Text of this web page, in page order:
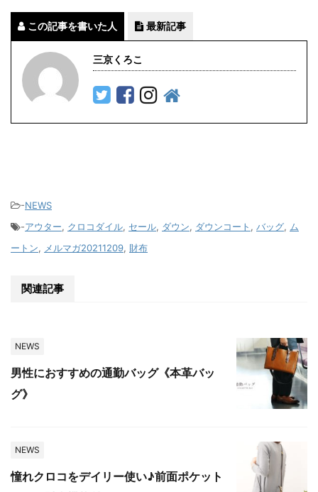
この記事を書いた人 最新記事
三京くろこ
-NEWS
-アウター, クロコダイル, セール, ダウン, ダウンコート , バッグ, ム
ートン, メルマガ20211209, 財布
関連記事
NEWS
男性におすすめの通勤バッグ《本革バッ
グ》
NEWS
憧れクロコをデイリー使い♪前面ポケット